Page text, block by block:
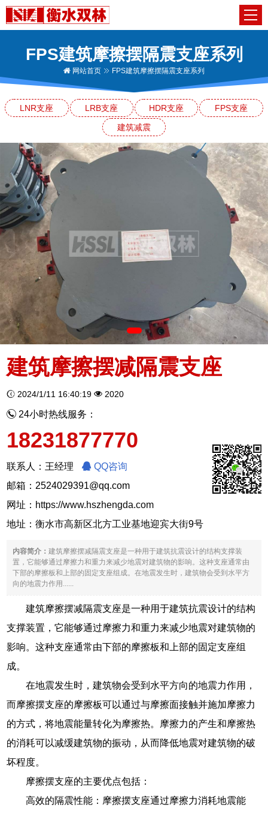
FPS建筑摩擦摆隔震支座系列
网站首页 FPS建筑摩擦摆隔震支座系列
LNR支座 LRB支座 HDR支座
FPS支座
建筑减震
建筑摩擦摆减隔震支座
2024/1/11 16:40:19 2020
24小时热线服务：
18231877770
联系人：王经理
QQ咨询
邮箱：2524029391@qq.com
网址： https://www.hszhengda.com
地址：衡水市高新区北方工业基地迎宾大街9号
内容简介：建筑摩擦摆减隔震支座是一种用于建筑抗震设计的结构支撑装
置，它能够通过摩擦力和重力来减少地震对建筑物的影响。这种支座通常由
下部的摩擦板和上部的固定支座组成。在地震发生时，建筑物会受到水平方
向的地震力作用......
建筑摩擦摆减隔震支座是一种用于建筑抗震设计的结构
支撑装置，它能够通过摩擦力和重力来减少地震对建筑物的
影响。这种支座通常由下部的摩擦板和上部的固定支座组
成。
在地震发生时，建筑物会受到水平方向的地震力作用，
而摩擦摆支座的摩擦板可以通过与摩擦面接触并施加摩擦力
的方式，将地震能量转化为摩擦热。摩擦力的产生和摩擦热
的消耗可以减缓建筑物的振动，从而降低地震对建筑物的破
坏程度。
摩擦摆支座的主要优点包括：
高效的隔震性能：摩擦摆支座通过摩擦力消耗地震能